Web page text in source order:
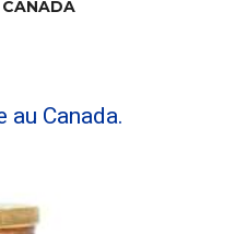
CANADA
au Canada.